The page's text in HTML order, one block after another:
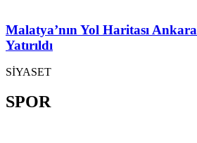
Malatya’nın Yol Haritası
Yatırıldı
SİYASET
SPOR